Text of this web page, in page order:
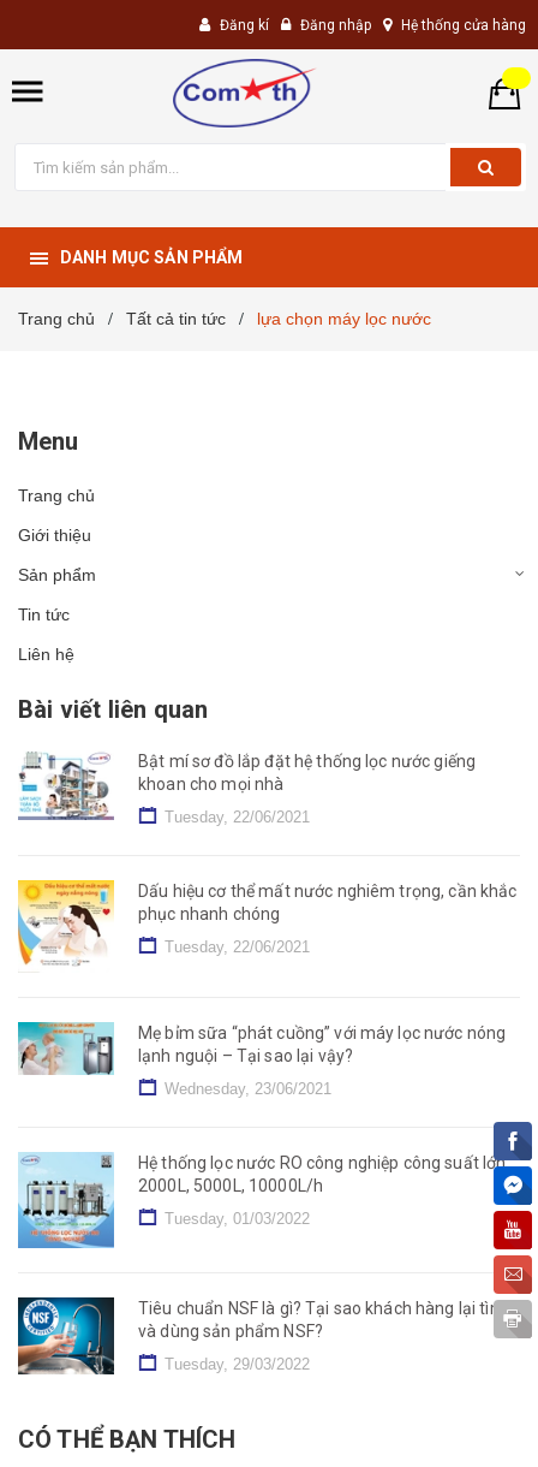
Đăng kí Đăng nhập Hệ thống cửa hàng
DANH MỤC SẢN PHẨM
Trang chủ / Tất cả tin tức / lựa chọn máy lọc nước
Menu
Trang chủ
Giới thiệu
Sản phẩm
Tin tức
Liên hệ
Bài viết liên quan
Bật mí sơ đồ lắp đặt hệ thống lọc nước giếng
khoan cho mọi nhà
Tuesday, 22/06/2021
Dấu hiệu cơ thể mất nước nghiêm trọng, cần khắc
phục nhanh chóng
Tuesday, 22/06/2021
Mẹ bỉm sữa “phát cuồng” với máy lọc nước nóng
lạnh nguội – Tại sao lại vậy?
Wednesday, 23/06/2021
Hệ thống lọc nước RO công nghiệp công suất lớn
2000L, 5000L, 10000L/h
Tuesday, 01/03/2022
Tiêu chuẩn NSF là gì? Tại sao khách hàng lại tìm
và dùng sản phẩm NSF?
Tuesday, 29/03/2022
CÓ THỂ BẠN THÍCH